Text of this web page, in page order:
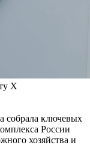
X
собрала ключевых
России
хозяйства и